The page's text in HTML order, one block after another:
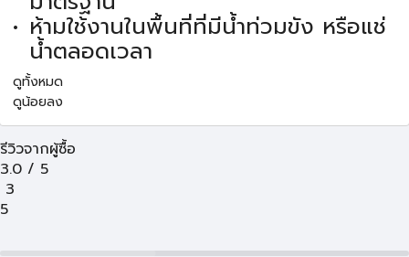
ห้ามใช้งานในพื้นที่ที่มีน้ำท่วมขัง หรือแช่
น้ำตลอดเวลา
ดูทั้งหมด
ดูน้อยลง
รีวิวจากผู้ซื้อ
3.0 / 5
3
5